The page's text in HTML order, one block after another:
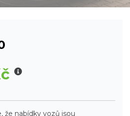
že nabídky vozů jsou